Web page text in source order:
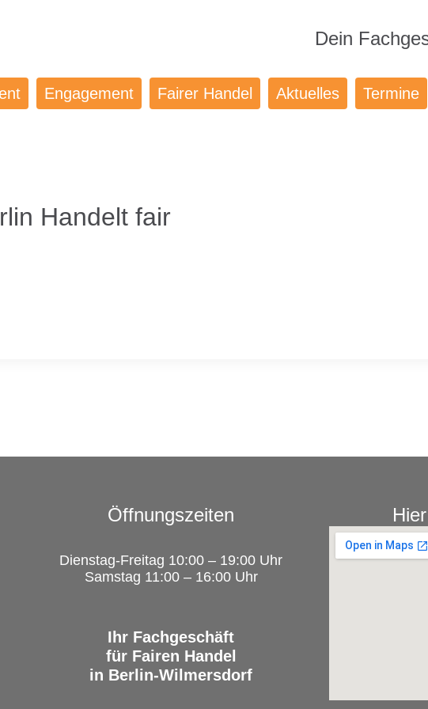
Dein
Engagement Fairer Handel Aktuelles Termine
Handelt fair
Öffnungszeiten
Dienstag-Freitag 10:00 – 19:00 Uhr
Samstag 11:00 – 16:00 Uhr
Ihr Fachgeschäft
für Fairen Handel
in Berlin-Wilmersdorf